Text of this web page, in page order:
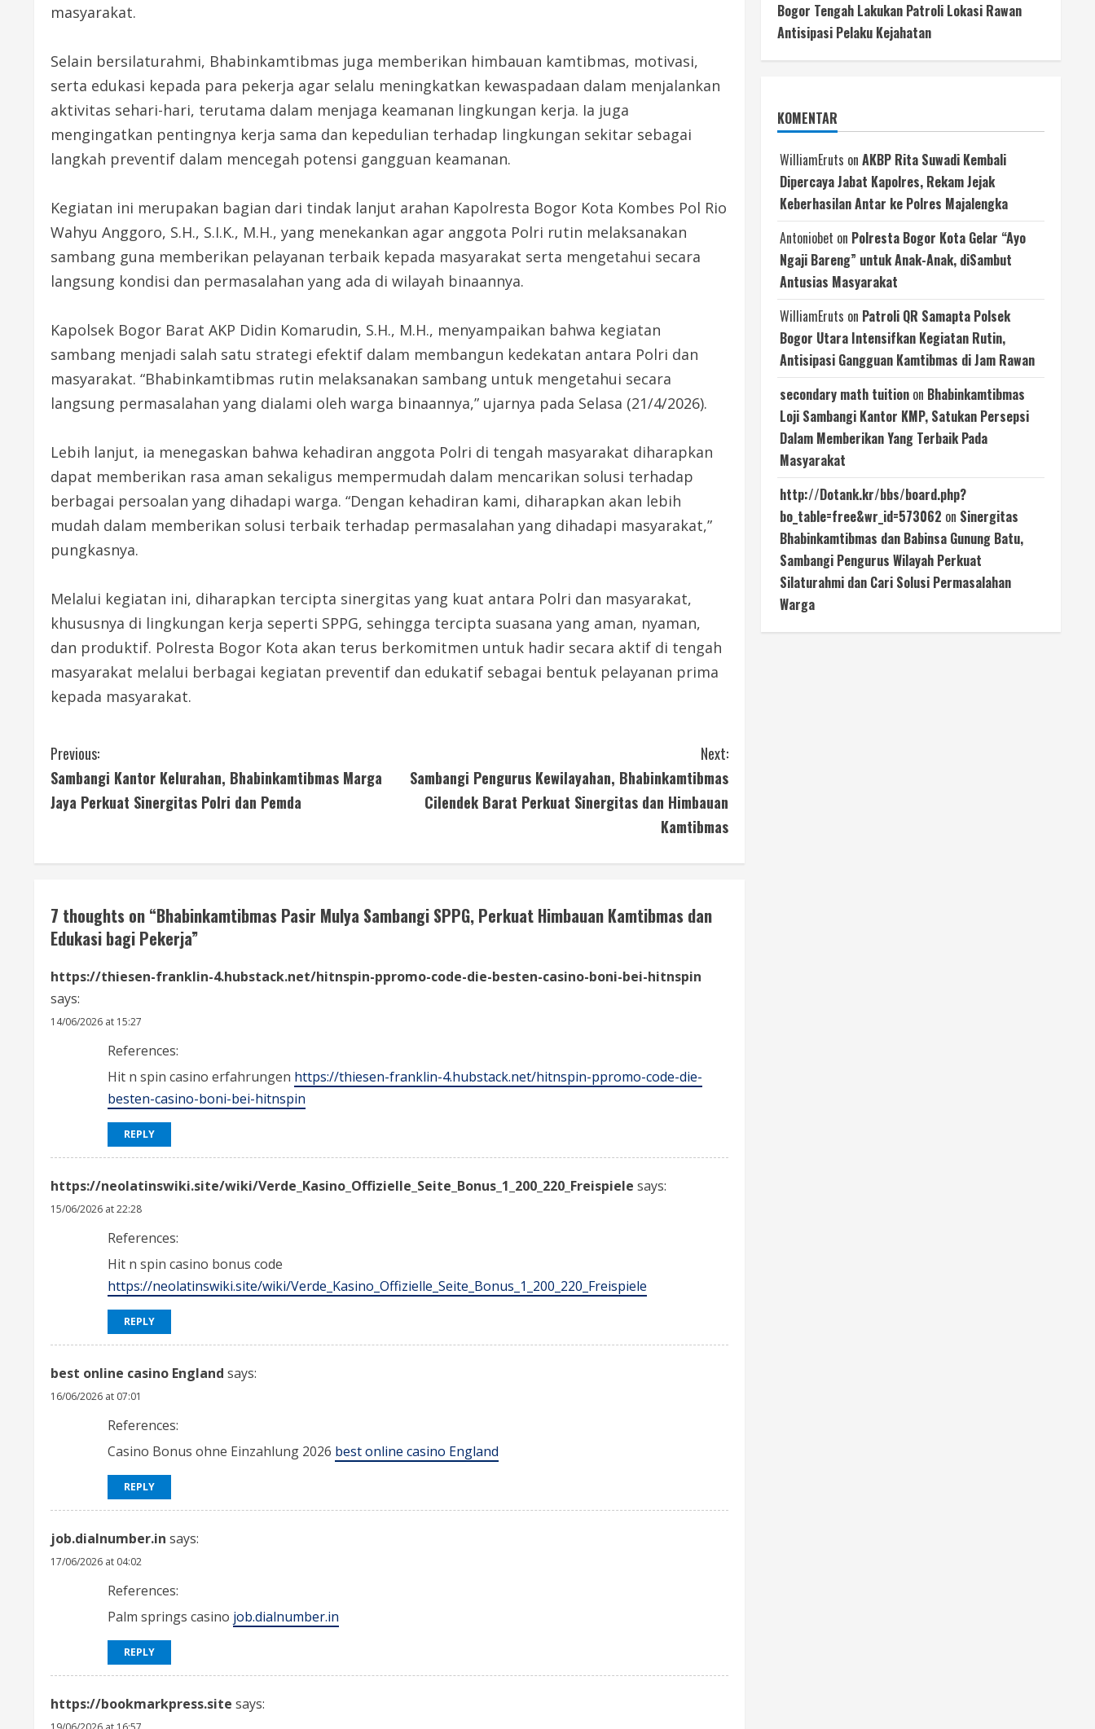
masyarakat.
Selain bersilaturahmi, Bhabinkamtibmas juga memberikan himbauan kamtibmas, motivasi,
serta edukasi kepada para pekerja agar selalu meningkatkan kewaspadaan dalam menjalankan
aktivitas sehari-hari, terutama dalam menjaga keamanan lingkungan kerja. Ia juga
mengingatkan pentingnya kerja sama dan kepedulian terhadap lingkungan sekitar sebagai
langkah preventif dalam mencegah potensi gangguan keamanan.
Kegiatan ini merupakan bagian dari tindak lanjut arahan Kapolresta Bogor Kota Kombes Pol Rio
Wahyu Anggoro, S.H., S.I.K., M.H., yang menekankan agar anggota Polri rutin melaksanakan
sambang guna memberikan pelayanan terbaik kepada masyarakat serta mengetahui secara
langsung kondisi dan permasalahan yang ada di wilayah binaannya.
Kapolsek Bogor Barat AKP Didin Komarudin, S.H., M.H., menyampaikan bahwa kegiatan
sambang menjadi salah satu strategi efektif dalam membangun kedekatan antara Polri dan
masyarakat. “Bhabinkamtibmas rutin melaksanakan sambang untuk mengetahui secara
langsung permasalahan yang dialami oleh warga binaannya,” ujarnya pada Selasa (21/4/2026).
Lebih lanjut, ia menegaskan bahwa kehadiran anggota Polri di tengah masyarakat diharapkan
dapat memberikan rasa aman sekaligus mempermudah dalam mencarikan solusi terhadap
berbagai persoalan yang dihadapi warga. “Dengan kehadiran kami, diharapkan akan lebih
mudah dalam memberikan solusi terbaik terhadap permasalahan yang dihadapi masyarakat,”
pungkasnya.
Melalui kegiatan ini, diharapkan tercipta sinergitas yang kuat antara Polri dan masyarakat,
khususnya di lingkungan kerja seperti SPPG, sehingga tercipta suasana yang aman, nyaman,
dan produktif. Polresta Bogor Kota akan terus berkomitmen untuk hadir secara aktif di tengah
masyarakat melalui berbagai kegiatan preventif dan edukatif sebagai bentuk pelayanan prima
kepada masyarakat.
C
o
t
n
u
e
R
i
n
Previous:
Sambangi Kantor Kelurahan, Bhabinkamtibmas Marga
Jaya Perkuat Sinergitas Polri dan Pemda
Next:
Sambangi Pengurus Kewilayahan, Bhabinkamtibmas
Cilendek Barat Perkuat Sinergitas dan Himbauan
Kamtibmas
7 thoughts on “Bhabinkamtibmas Pasir Mulya Sambangi SPPG, Perkuat Himbauan Kamtibmas dan
Edukasi bagi Pekerja”
https://thiesen-franklin-4.hubstack.net/hitnspin-ppromo-code-die-besten-casino-boni-bei-hitnspin
says:
14/06/2026 at 15:27
References:
Hit n spin casino erfahrungen https://thiesen-franklin-4.hubstack.net/hitnspin-ppromo-code-die-
besten-casino-boni-bei-hitnspin
REPLY
https://neolatinswiki.site/wiki/Verde_Kasino_Offizielle_Seite_Bonus_1_200_220_Freispiele says:
15/06/2026 at 22:28
References:
Hit n spin casino bonus code
https://neolatinswiki.site/wiki/Verde_Kasino_Offizielle_Seite_Bonus_1_200_220_Freispiele
REPLY
best online casino England says:
16/06/2026 at 07:01
References:
Casino Bonus ohne Einzahlung 2026 best online casino England
REPLY
job.dialnumber.in says:
17/06/2026 at 04:02
References:
Palm springs casino job.dialnumber.in
REPLY
https://bookmarkpress.site says:
Bogor Tengah Lakukan Patroli Lokasi Rawan
Antisipasi Pelaku Kejahatan
KOMENTAR
WilliamEruts on AKBP Rita Suwadi Kembali
Dipercaya Jabat Kapolres, Rekam Jejak
Keberhasilan Antar ke Polres Majalengka
Antoniobet on Polresta Bogor Kota Gelar “Ayo
Ngaji Bareng” untuk Anak-Anak, diSambut
Antusias Masyarakat
WilliamEruts on Patroli QR Samapta Polsek
Bogor Utara Intensifkan Kegiatan Rutin,
Antisipasi Gangguan Kamtibmas di Jam Rawan
secondary math tuition on Bhabinkamtibmas
Loji Sambangi Kantor KMP, Satukan Persepsi
Dalam Memberikan Yang Terbaik Pada
Masyarakat
http://Dotank.kr/bbs/board.php?
bo_table=free&wr_id=573062 on Sinergitas
Bhabinkamtibmas dan Babinsa Gunung Batu,
Sambangi Pengurus Wilayah Perkuat
Silaturahmi dan Cari Solusi Permasalahan
Warga